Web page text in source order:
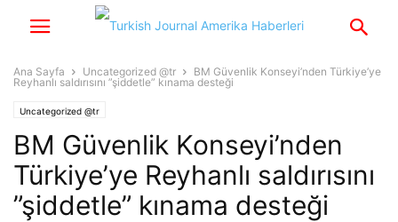
Ana Sayfa Uncategorized @tr
BM Güvenlik Konseyi’nden Türkiye’ye
Reyhanlı saldırısını ”şiddetle” kınama desteği
Uncategorized @tr
BM Güvenlik Konseyi’nden
Türkiye’ye Reyhanlı saldırısını
”şiddetle” kınama desteği